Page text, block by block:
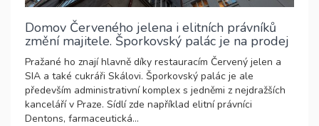
Domov Červeného jelena i elitních právníků
změní majitele. Šporkovský palác je na prodej
Pražané ho znají hlavně díky restauracím Červený jelen a
SIA a také cukráři Skálovi. Šporkovský palác je ale
především administrativní komplex s jedněmi z nejdražších
kanceláří v Praze. Sídlí zde například elitní právníci
Dentons, farmaceutická...